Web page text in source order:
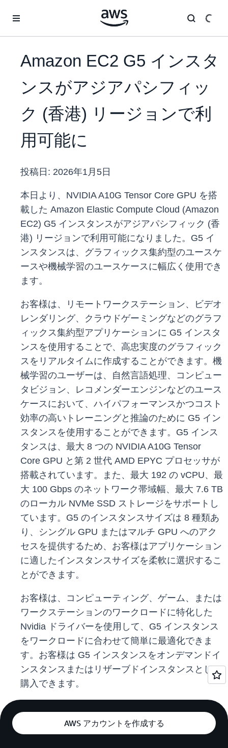
Amazon EC2 G5 インスタ
ンスがアジアパシフィッ
ク (香港) リージョンで利
用可能に
投稿日: 2026年1月5日
本日より、NVIDIA A10G Tensor Core GPU を搭
載した Amazon Elastic Compute Cloud (Amazon
EC2) G5 インスタンスがアジアパシフィック (香
港) リージョンで利用可能になりました。G5 イ
ンスタンスは、グラフィックス集約型のユースケ
ースや機械学習のユースケースに幅広く使用でき
ます。
お客様は、リモートワークステーション、ビデオ
レンダリング、クラウドゲーミングなどのグラフ
ィックス集約型アプリケーションに G5 インスタ
ンスを使用することで、高忠実度のグラフィック
スをリアルタイムに作成することができます。機
械学習のユーザーは、自然言語処理、コンピュー
タビジョン、レコメンダーエンジンなどのユース
ケースにおいて、ハイパフォーマンスかつコスト
効率の高いトレーニングと推論のために G5 イン
スタンスを使用することができます。G5 インス
タンスは、最大 8 つの NVIDIA A10G Tensor
Core GPU と第 2 世代 AMD EPYC プロセッサが
搭載されています。また、最大 192 の vCPU、最
大 100 Gbps のネットワーク帯域幅、最大 7.6 TB
のローカル NVMe SSD ストレージをサポートし
ています。G5 のインスタンスサイズは 8 種類あ
り、シングル GPU またはマルチ GPU へのアク
セスを提供するため、お客様はアプリケーション
に適したインスタンスサイズを柔軟に選択するこ
とができます。
お客様は、コンピューティング、ゲーム、または
ワークステーションのワークロードに特化した
Nvidia ドライバーを使用して、G5 インスタンス
をワークロードに合わせて簡単に最適化できま
す。お客様は G5 インスタンスをオンデマンドイ
ンスタンスまたはリザーブドインスタンスとして
購入できます。
AWS アカウントを作成する